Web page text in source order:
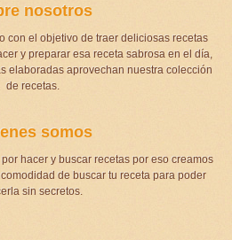
nosotros
con el objetivo de traer deliciosas recetas
y preparar esa receta sabrosa en el día,
elaboradas aprovechan nuestra colección
de recetas.
somos
hacer y buscar recetas por eso creamos
de buscar tu receta para poder
sin secretos.